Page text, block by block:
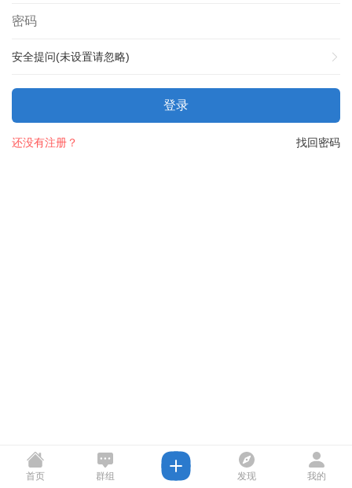
安全提问(未设置请忽略)
登录
找回密码
还没有注册？
首页 群组 发现 我的